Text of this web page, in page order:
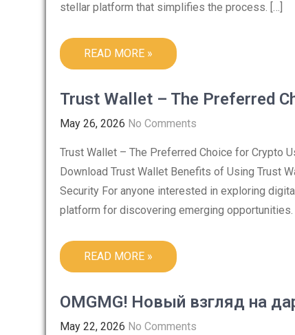
stellar platform that simplifies the process. […]
READ MORE »
Trust Wallet – The Preferred
May 26, 2026 No Comments
Trust Wallet – The Preferred Choice for Crypto
Download Trust Wallet Benefits of Using Trust
Security For anyone interested in exploring
platform for discovering emerging opportunities.
READ MORE »
OMGMG! Новый взгляд на
May 22, 2026 No Comments